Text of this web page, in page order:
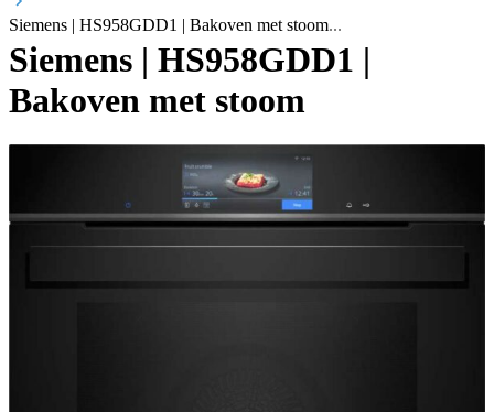
Siemens | HS958GDD1 | Bakoven met stoom
Siemens | HS958GDD1 |
Bakoven met stoom